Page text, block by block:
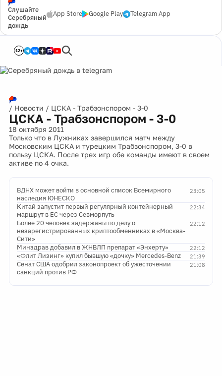
Слушайте
Серебряный
дождь
App Store Google Play Telegram App
12+
/ Новости / ЦСКА - Трабзонспором - 3-0
ЦСКА - Трабзонспором - 3-0
18 октября 2011
Только что в Лужниках завершился матч между
Московским ЦСКА и турецким Трабзонспором, 3-0 в
пользу ЦСКА. После трех игр обе команды имеют в своем
активе по 4 очка.
23:05
ВДНХ может войти в основной список Всемирного
наследия ЮНЕСКО
22:34
Китай запустит первый регулярный контейнерный
маршрут в ЕС через Севморпуть
22:12
Более 20 человек задержаны по делу о
незарегистрированных криптообменниках в «Москва-
Сити»
22:12
Минздрав добавил в ЖНВЛП препарат «Энхерту»
21:39
«Флит Лизинг» купил бывшую «дочку» Mercedes-Benz
21:08
Сенат США одобрил законопроект об ужесточении
санкций против РФ